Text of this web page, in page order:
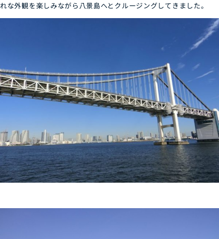
れな外観を楽しみながら八景島へとクルージングしてきました。